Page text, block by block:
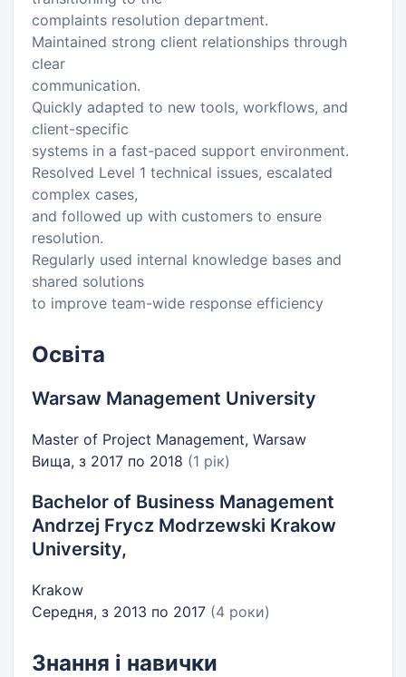
complaints resolution department.
Maintained strong client relationships through
clear
communication.
Quickly adapted to new tools, workflows, and
client-specific
systems in a fast-paced support environment.
Resolved Level 1 technical issues, escalated
complex cases,
and followed up with customers to ensure
resolution.
Regularly used internal knowledge bases and
shared solutions
to improve team-wide response efficiency
Освіта
Warsaw Management University
Master of Project Management, Warsaw
Вища, з 2017 по 2018 (1 рік)
Bachelor of Business Management
Andrzej Frycz Modrzewski Krakow
University,
Krakow
Середня, з 2013 по 2017 (4 роки)
Знання і навички